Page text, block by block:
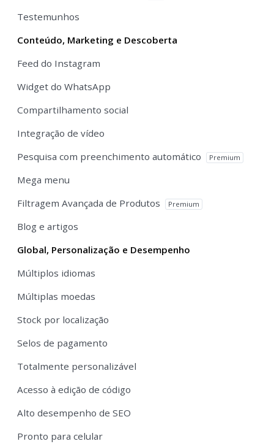
Testemunhos
Conteúdo, Marketing e Descoberta
Feed do Instagram
Widget do WhatsApp
Compartilhamento social
Integração de vídeo
Pesquisa com preenchimento automático
Premium
Mega menu
Filtragem Avançada de Produtos
Premium
Blog e artigos
Global, Personalização e Desempenho
Múltiplos idiomas
Múltiplas moedas
Stock por localização
Selos de pagamento
Totalmente personalizável
Acesso à edição de código
Alto desempenho de SEO
Pronto para celular